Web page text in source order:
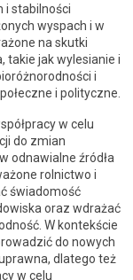
i stabilności
wyspach i w
na skutki
takie jak wylesianie i
i
i polityczne.
w celu
do zmian
odnawialne źródła
rolnictwo i
świadomość
oraz wdrażać
W kontekście
do nowych
dlatego też
w celu